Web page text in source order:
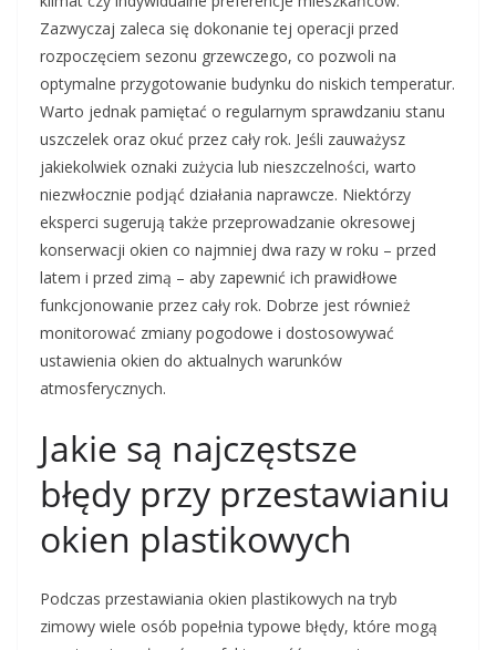
Zazwyczaj zaleca się dokonanie tej operacji przed
rozpoczęciem sezonu grzewczego, co pozwoli na
optymalne przygotowanie budynku do niskich temperatur.
Warto jednak pamiętać o regularnym sprawdzaniu stanu
uszczelek oraz okuć przez cały rok. Jeśli zauważysz
jakiekolwiek oznaki zużycia lub nieszczelności, warto
niezwłocznie podjąć działania naprawcze. Niektórzy
eksperci sugerują także przeprowadzanie okresowej
konserwacji okien co najmniej dwa razy w roku – przed
latem i przed zimą – aby zapewnić ich prawidłowe
funkcjonowanie przez cały rok. Dobrze jest również
monitorować zmiany pogodowe i dostosowywać
ustawienia okien do aktualnych warunków
atmosferycznych.
Jakie są najczęstsze
błędy przy przestawianiu
okien plastikowych
Podczas przestawiania okien plastikowych na tryb
zimowy wiele osób popełnia typowe błędy, które mogą